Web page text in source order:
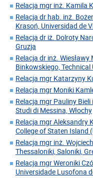
Relacja mgr inż. Kamila
Relacja dr hab. inż.
Krasoń, Universidad de
Relacja dr iż. Dolroty
Gruzja
Relacja dr inż.
Binkowskiego, Technical
Relacja mgr Katarzyny
Relacja mgr Moniki
Relacja mgr Pauliny
Studi di Messina, Włochy
Relacja mgr Aleksandry
College of Staten Island
Relacja mgr inż.
Thessaloniki, Saloniki,
Relacja mgr Weroniki
Universidade Lusofona